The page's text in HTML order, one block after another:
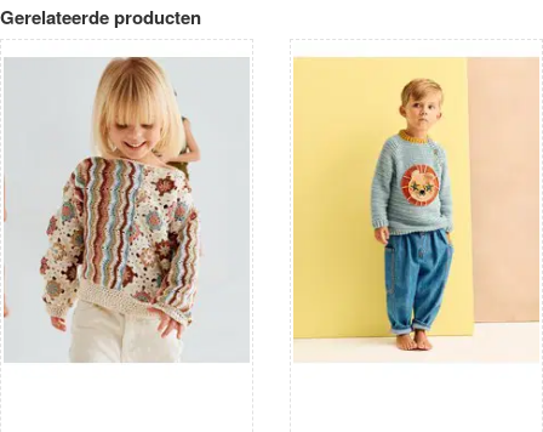
Gerelateerde producten